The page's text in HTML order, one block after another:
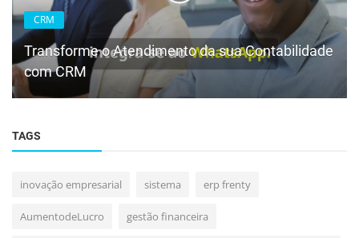
CRM
Transforme o Atendimento da sua Contabilidade
com CRM
TAGS
inovação empresarial sistema erp frenty
AumentodeLucro gestão financeira